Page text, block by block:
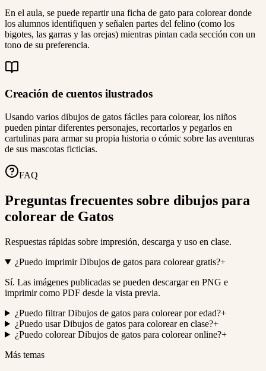
En el aula, se puede repartir una ficha de gato para colorear donde
los alumnos identifiquen y señalen partes del felino (como los
bigotes, las garras y las orejas) mientras pintan cada sección con un
tono de su preferencia.
Creación de cuentos ilustrados
Usando varios dibujos de gatos fáciles para colorear, los niños
pueden pintar diferentes personajes, recortarlos y pegarlos en
cartulinas para armar su propia historia o cómic sobre las aventuras
de sus mascotas ficticias.
FAQ
Preguntas frecuentes sobre dibujos para
colorear de Gatos
Respuestas rápidas sobre impresión, descarga y uso en clase.
¿Puedo imprimir Dibujos de gatos para colorear gratis?+
Sí. Las imágenes publicadas se pueden descargar en PNG e
imprimir como PDF desde la vista previa.
¿Puedo filtrar Dibujos de gatos para colorear por edad?+
¿Puedo usar Dibujos de gatos para colorear en clase?+
¿Puedo colorear Dibujos de gatos para colorear online?+
Más temas